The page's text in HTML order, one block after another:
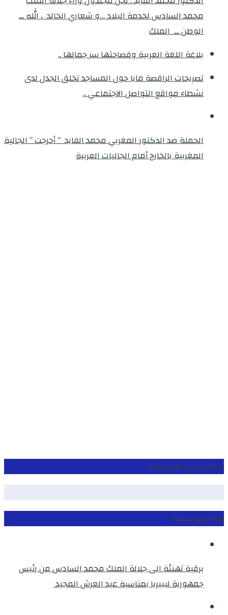
محمد السادس لخدمة البلاد …و شعاري الخالد ، الله ــ
الوطن ــ الملك
بلاغة اللغة العربية وفصاحتها سر جمالها ..
تصريحات الراقصة مايا حول المساجد تخلق الجدل لدى
نشطاء مواقع التواصل الاجتماعي ..
الحملة ضد الدكتور المغربي محمد الفايد ” أحرجت ” الجالية
المغربية بالخارج أمام الجاليات العربية
تابعنا على الفايسبوك
مواضيع سابقة
برقية تهنئة الى جلالة الملك محمد السادس من رئيس
جمهورية ليبيريا بمناسبة عيد العرش المجيد